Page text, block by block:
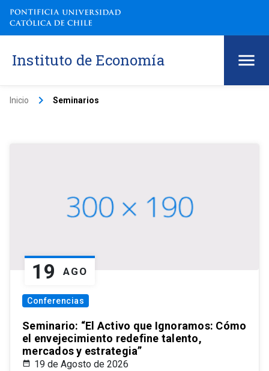
Instituto de Economía
Inicio keyboard_arrow_right Seminarios
19 AGO
Conferencias
Seminario: “El Activo que Ignoramos: Cómo
el envejecimiento redefine talento,
mercados y estrategia”
19 de Agosto de 2026